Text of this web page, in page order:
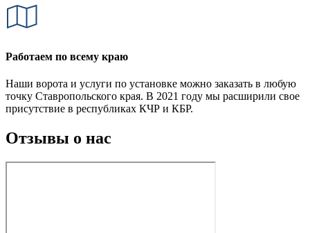
Работаем по всему краю
Наши ворота и услуги по установке можно заказать в любую
точку Ставропольского края. В 2021 году мы расширили свое
присутствие в республиках КЧР и КБР.
Отзывы о нас